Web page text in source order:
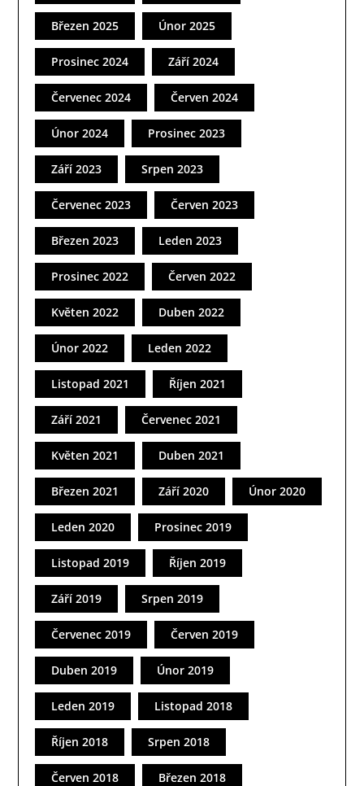
Březen 2025 Únor 2025
Prosinec 2024 Září 2024
Červenec 2024 Červen 2024
Únor 2024 Prosinec 2023
Září 2023 Srpen 2023
Červenec 2023 Červen 2023
Březen 2023 Leden 2023
Prosinec 2022 Červen 2022
Květen 2022 Duben 2022
Únor 2022 Leden 2022
Listopad 2021 Říjen 2021
Září 2021 Červenec 2021
Květen 2021 Duben 2021
Březen 2021 Září 2020 Únor 2020
Leden 2020 Prosinec 2019
Listopad 2019 Říjen 2019
Září 2019 Srpen 2019
Červenec 2019 Červen 2019
Duben 2019 Únor 2019
Leden 2019 Listopad 2018
Říjen 2018 Srpen 2018
Červen 2018 Březen 2018